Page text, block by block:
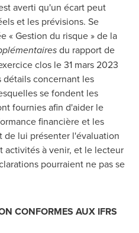
averti qu'un écart peut
et les prévisions. Se
« Gestion du risque » de la
du rapport de
clos le 31 mars 2023
concernant les
se fondent les
fournies afin d'aider le
financière et les
de lui présenter l'évaluation
activités à venir, et le lecteur
pourraient ne pas se
CONFORMES AUX IFRS